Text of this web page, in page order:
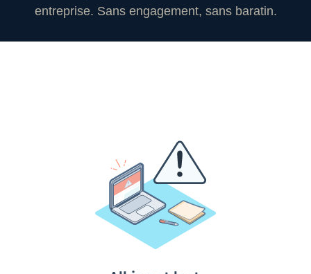
entreprise. Sans engagement, sans baratin.